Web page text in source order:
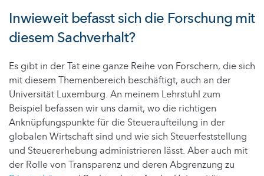
Inwieweit befasst sich die Forschung mit
diesem Sachverhalt?
Es gibt in der Tat eine ganze Reihe von Forschern, die sich
mit diesem Themenbereich beschäftigt, auch an der
Universität Luxemburg. An meinem Lehrstuhl zum
Beispiel befassen wir uns damit, wo die richtigen
Anknüpfungspunkte für die Steueraufteilung in der
globalen Wirtschaft sind und wie sich Steuerfeststellung
und Steuererhebung administrieren lässt. Aber auch mit
der Rolle von Transparenz und deren Abgrenzung zu